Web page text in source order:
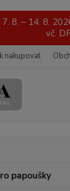
7. 8. – 14. 8.
vč.
nakupovat
papoušky